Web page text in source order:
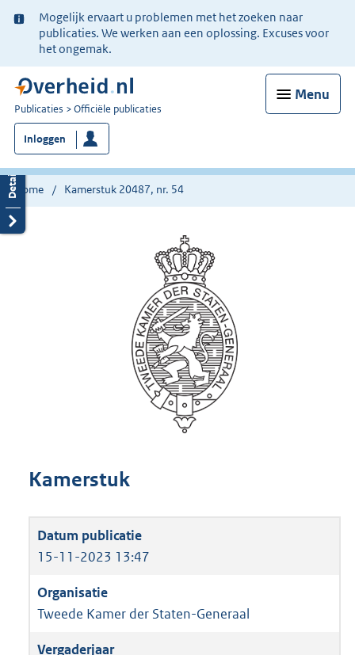
Ter
informatie:
Mogelijk ervaart u problemen met het zoeken naar
publicaties. We werken aan een oplossing. Excuses voor
het ongemak.
Menu
U
bent
nu
hier:
Publicaties Officiële publicaties
Inloggen
Home Kamerstuk 20487, nr. 54
Kamerstuk
15-11-2023 13:47
Tweede Kamer der Staten-Generaal